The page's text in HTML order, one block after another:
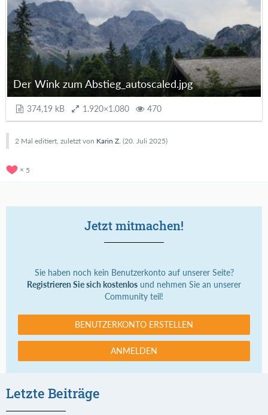
Der Wink zum Abstieg_autoscaled.jpg
374,19 kB 1.920×1.080 470
2 Mal editiert, zuletzt von Karin Z. (20. Juli 2025)
5
Jetzt mitmachen!
Sie haben noch kein Benutzerkonto auf unserer Seite?
Registrieren Sie sich kostenlos und nehmen Sie an unserer
Community teil!
BENUTZERKONTO ERSTELLEN
ANMELDEN
Letzte Beiträge